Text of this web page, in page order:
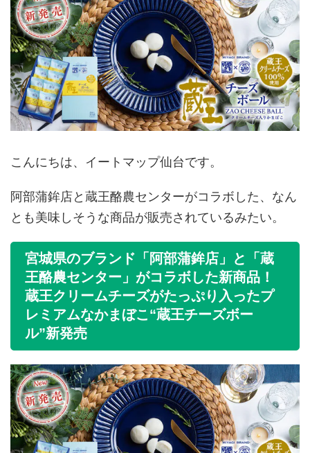
こんにちは、イートマップ仙台です。
阿部蒲鉾店と蔵王酪農センターがコラボした、なん
とも美味しそうな商品が販売されているみたい。
宮城県のブランド「阿部蒲鉾店」と「蔵
王酪農センター」がコラボした新商品！
蔵王クリームチーズがたっぷり入ったプ
レミアムなかまぼこ“蔵王チーズボー
ル”新発売